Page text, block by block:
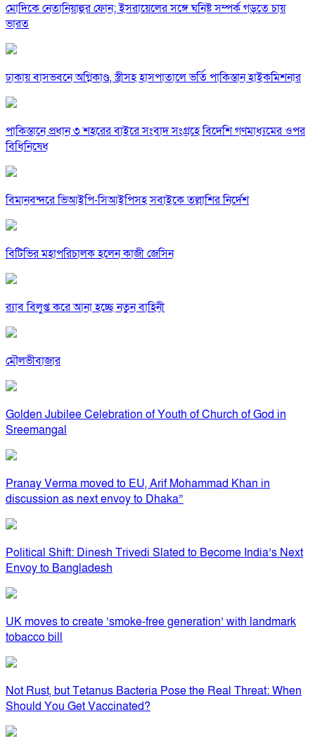
মোদিকে নেতানিয়াহুর ফোন; ইসরায়েলের সঙ্গে ঘনিষ্ট সম্পর্ক গড়তে চায়
ভারত
ঢাকায় বাসভবনে অগ্নিকাণ্ড, স্ত্রীসহ হাসপাতালে ভর্তি পাকিস্তান হাইকমিশনার
পাকিস্তানে প্রধান ৩ শহরের বাইরে সংবাদ সংগ্রহে বিদেশি গণমাধ্যমের ওপর
বিধিনিষেধ
বিমানবন্দরে ভিআইপি-সিআইপিসহ সবাইকে তল্লাশির নির্দেশ
বিটিভির মহাপরিচালক হলেন কাজী জেসিন
র‍্যাব বিলুপ্ত করে আনা হচ্ছে নতুন বাহিনী
মৌলভীবাজার
Golden Jubilee Celebration of Youth of Church of God in
Sreemangal
Pranay Verma moved to EU, Arif Mohammad Khan in
discussion as next envoy to Dhaka”
Political Shift: Dinesh Trivedi Slated to Become India’s Next
Envoy to Bangladesh
UK moves to create ‘smoke-free generation’ with landmark
tobacco bill
Not Rust, but Tetanus Bacteria Pose the Real Threat: When
Should You Get Vaccinated?